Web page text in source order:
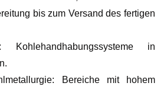
bis zum Versand des fertigen
Kohlehandhabungssysteme in
Bereiche mit hohem